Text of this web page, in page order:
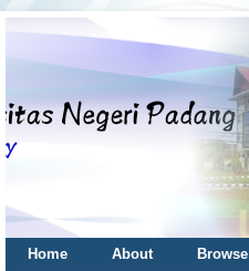
Home About Browse